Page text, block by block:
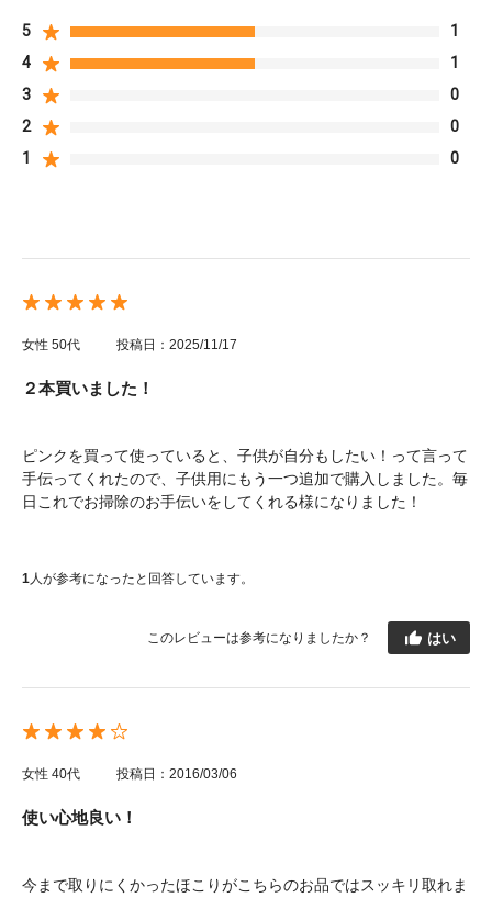
5
1
4
1
3
0
2
0
1
0
女性 50代 投稿日：2025/11/17
２本買いました！
ピンクを買って使っていると、子供が自分もしたい！って言って
手伝ってくれたので、子供用にもう一つ追加で購入しました。毎
日これでお掃除のお手伝いをしてくれる様になりました！
1人が参考になったと回答しています。
このレビューは参考になりましたか？ はい
女性 40代 投稿日：2016/03/06
使い心地良い！
今まで取りにくかったほこりがこちらのお品ではスッキリ取れま